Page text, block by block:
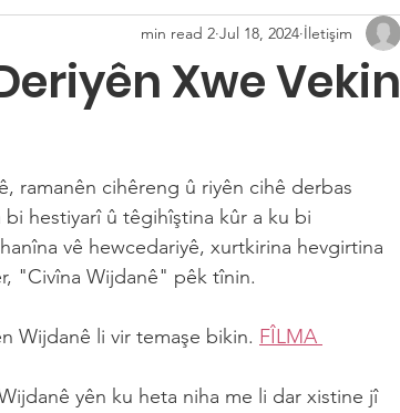
Xwe Vekin
İletişim
Jul 18, 2024
2 min read
ramanên cihêreng û riyên cihê derbas
hestiyarî û têgihîştina kûr a ku bi
vê hewcedariyê, xurtkirina hevgirtina
"Civîna Wijdanê" pêk tînin.
Wijdanê li vir temaşe bikin. FÎLMA
yên ku heta niha me li dar xistine jî